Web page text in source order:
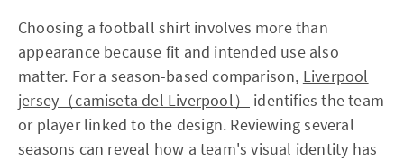
Choosing a football shirt involves more than
appearance because fit and intended use also
matter. For a season-based comparison, Liverpool
jersey（camiseta del Liverpool）
identifies the team
or player linked to the design. Reviewing several
seasons can reveal how a team's visual identity has